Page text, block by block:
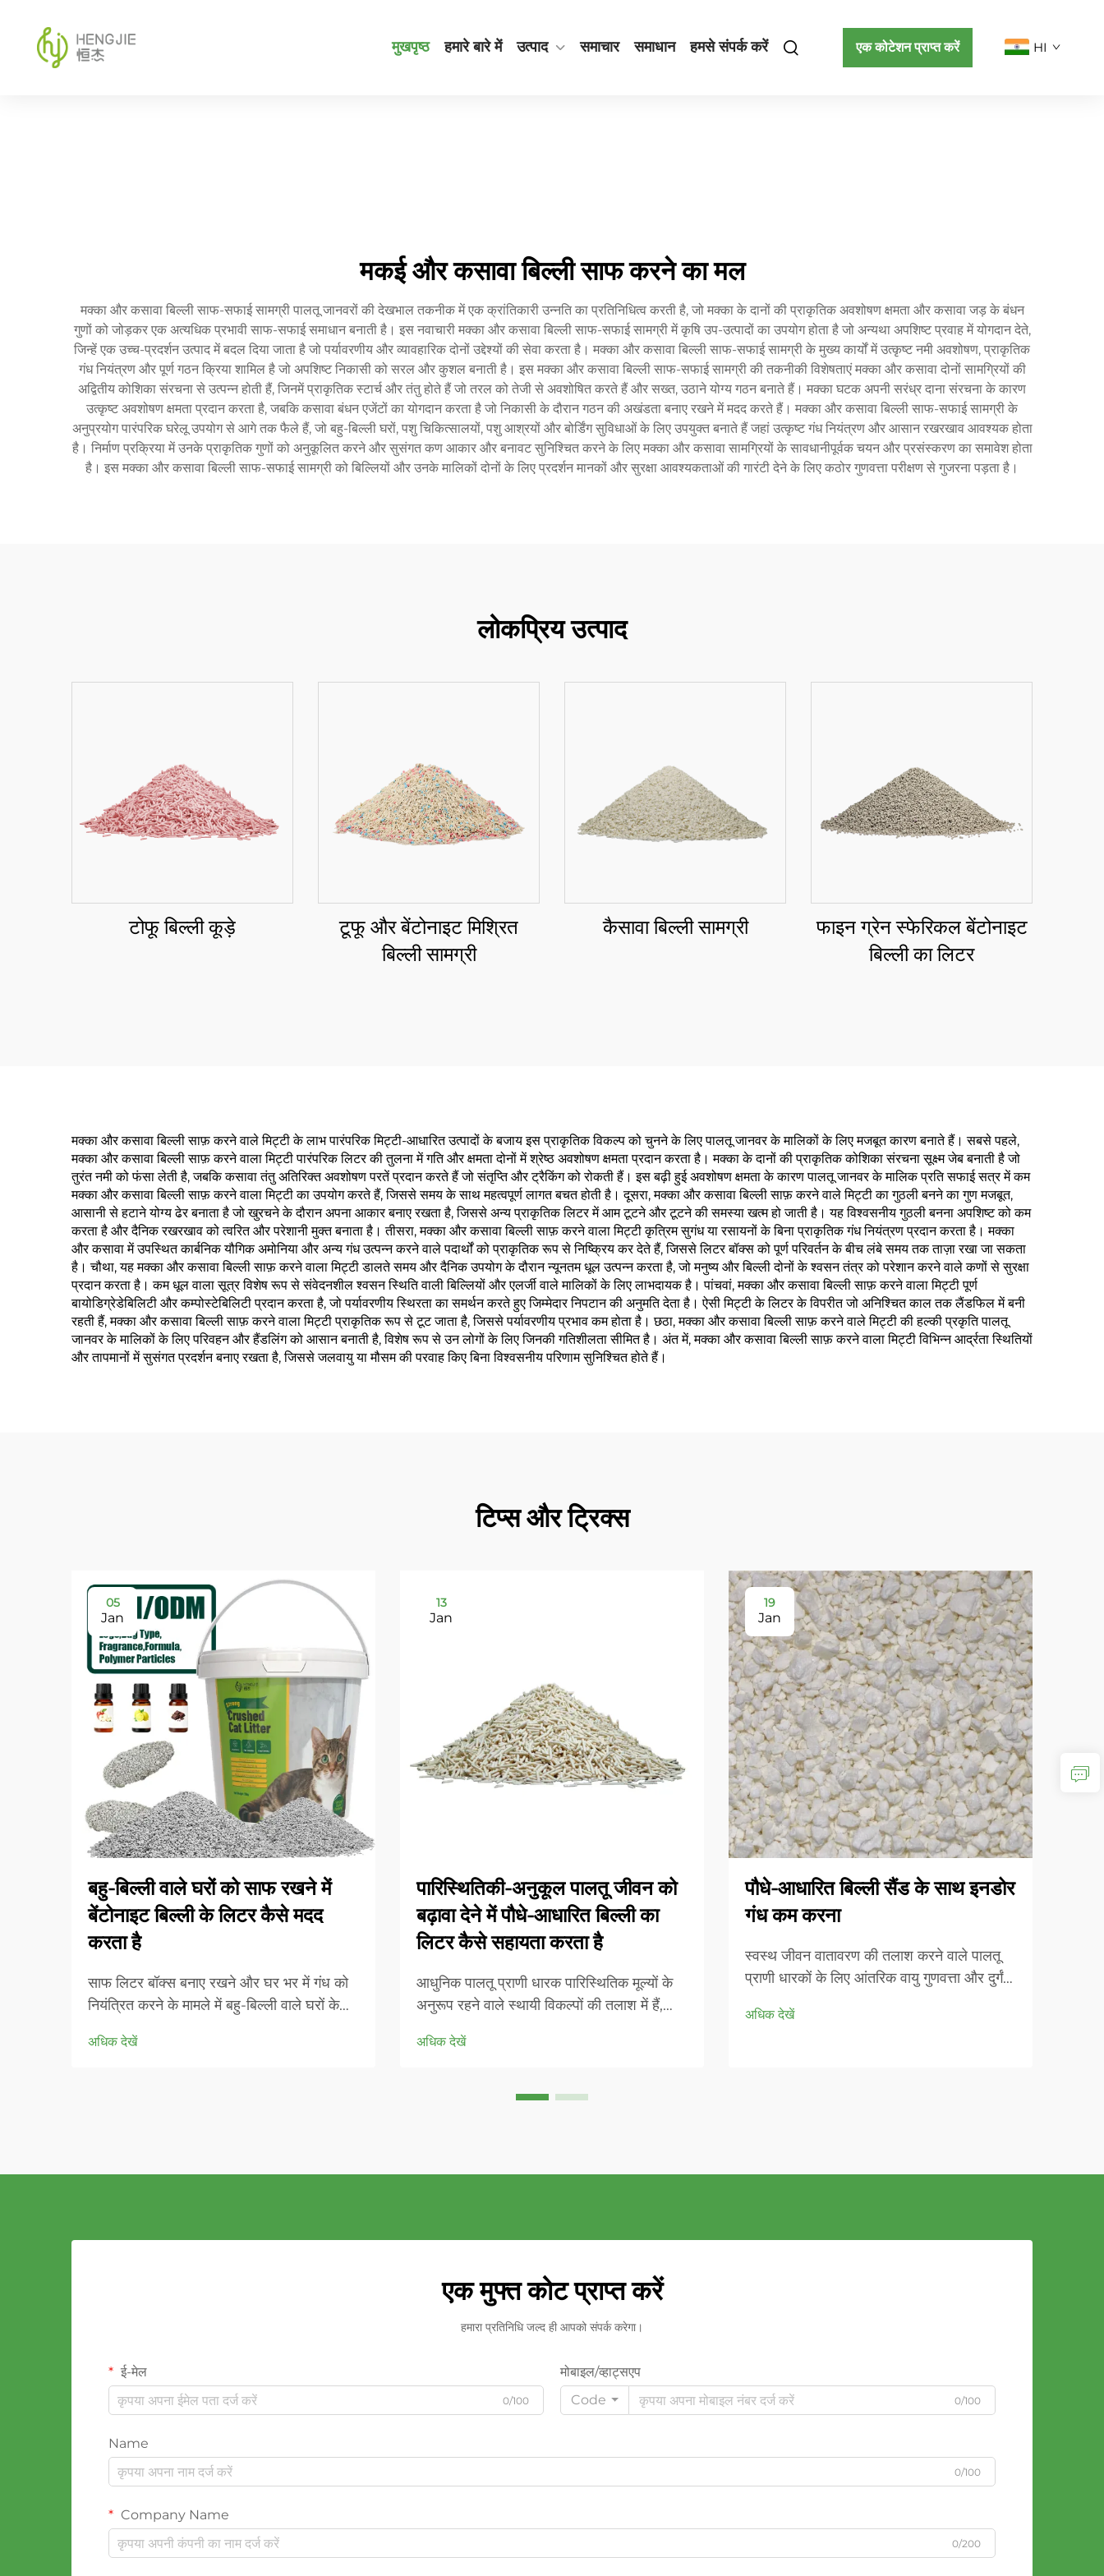
मुखपृष्ठ हमारे बारे में उत्पाद समाचार समाधान हमसे संपर्क करें एक कोटेशन प्राप्त करें HI
मकई और कसावा बिल्ली साफ करने का मल
मक्का और कसावा बिल्ली साफ-सफाई सामग्री पालतू जानवरों की देखभाल तकनीक में एक क्रांतिकारी उन्नति का प्रतिनिधित्व करती है, जो मक्का के दानों की प्राकृतिक अवशोषण क्षमता और कसावा जड़ के बंधन
गुणों को जोड़कर एक अत्यधिक प्रभावी साफ-सफाई समाधान बनाती है। इस नवाचारी मक्का और कसावा बिल्ली साफ-सफाई सामग्री में कृषि उप-उत्पादों का उपयोग होता है जो अन्यथा अपशिष्ट प्रवाह में योगदान देते,
जिन्हें एक उच्च-प्रदर्शन उत्पाद में बदल दिया जाता है जो पर्यावरणीय और व्यावहारिक दोनों उद्देश्यों की सेवा करता है। मक्का और कसावा बिल्ली साफ-सफाई सामग्री के मुख्य कार्यों में उत्कृष्ट नमी अवशोषण, प्राकृतिक
गंध नियंत्रण और पूर्ण गठन क्रिया शामिल है जो अपशिष्ट निकासी को सरल और कुशल बनाती है। इस मक्का और कसावा बिल्ली साफ-सफाई सामग्री की तकनीकी विशेषताएं मक्का और कसावा दोनों सामग्रियों की
अद्वितीय कोशिका संरचना से उत्पन्न होती हैं, जिनमें प्राकृतिक स्टार्च और तंतु होते हैं जो तरल को तेजी से अवशोषित करते हैं और सख्त, उठाने योग्य गठन बनाते हैं। मक्का घटक अपनी सरंध्र दाना संरचना के कारण
उत्कृष्ट अवशोषण क्षमता प्रदान करता है, जबकि कसावा बंधन एजेंटों का योगदान करता है जो निकासी के दौरान गठन की अखंडता बनाए रखने में मदद करते हैं। मक्का और कसावा बिल्ली साफ-सफाई सामग्री के
अनुप्रयोग पारंपरिक घरेलू उपयोग से आगे तक फैले हैं, जो बहु-बिल्ली घरों, पशु चिकित्सालयों, पशु आश्रयों और बोर्डिंग सुविधाओं के लिए उपयुक्त बनाते हैं जहां उत्कृष्ट गंध नियंत्रण और आसान रखरखाव आवश्यक होता
है। निर्माण प्रक्रिया में उनके प्राकृतिक गुणों को अनुकूलित करने और सुसंगत कण आकार और बनावट सुनिश्चित करने के लिए मक्का और कसावा सामग्रियों के सावधानीपूर्वक चयन और प्रसंस्करण का समावेश होता
है। इस मक्का और कसावा बिल्ली साफ-सफाई सामग्री को बिल्लियों और उनके मालिकों दोनों के लिए प्रदर्शन मानकों और सुरक्षा आवश्यकताओं की गारंटी देने के लिए कठोर गुणवत्ता परीक्षण से गुजरना पड़ता है।
लोकप्रिय उत्पाद
टोफू बिल्ली कूड़े
टूफू और बेंटोनाइट मिश्रित
बिल्ली सामग्री
कैसावा बिल्ली सामग्री
फाइन ग्रेन स्फेरिकल बेंटोनाइट
बिल्ली का लिटर
मक्का और कसावा बिल्ली साफ़ करने वाले मिट्टी के लाभ पारंपरिक मिट्टी-आधारित उत्पादों के बजाय इस प्राकृतिक विकल्प को चुनने के लिए पालतू जानवर के मालिकों के लिए मजबूत कारण बनाते हैं। सबसे पहले,
मक्का और कसावा बिल्ली साफ़ करने वाला मिट्टी पारंपरिक लिटर की तुलना में गति और क्षमता दोनों में श्रेष्ठ अवशोषण क्षमता प्रदान करता है। मक्का के दानों की प्राकृतिक कोशिका संरचना सूक्ष्म जेब बनाती है जो
तुरंत नमी को फंसा लेती है, जबकि कसावा तंतु अतिरिक्त अवशोषण परतें प्रदान करते हैं जो संतृप्ति और ट्रैकिंग को रोकती हैं। इस बढ़ी हुई अवशोषण क्षमता के कारण पालतू जानवर के मालिक प्रति सफाई सत्र में कम
मक्का और कसावा बिल्ली साफ़ करने वाला मिट्टी का उपयोग करते हैं, जिससे समय के साथ महत्वपूर्ण लागत बचत होती है। दूसरा, मक्का और कसावा बिल्ली साफ़ करने वाले मिट्टी का गुठली बनने का गुण मजबूत,
आसानी से हटाने योग्य ढेर बनाता है जो खुरचने के दौरान अपना आकार बनाए रखता है, जिससे अन्य प्राकृतिक लिटर में आम टूटने और टूटने की समस्या खत्म हो जाती है। यह विश्वसनीय गुठली बनना अपशिष्ट को कम
करता है और दैनिक रखरखाव को त्वरित और परेशानी मुक्त बनाता है। तीसरा, मक्का और कसावा बिल्ली साफ़ करने वाला मिट्टी कृत्रिम सुगंध या रसायनों के बिना प्राकृतिक गंध नियंत्रण प्रदान करता है। मक्का
और कसावा में उपस्थित कार्बनिक यौगिक अमोनिया और अन्य गंध उत्पन्न करने वाले पदार्थों को प्राकृतिक रूप से निष्क्रिय कर देते हैं, जिससे लिटर बॉक्स को पूर्ण परिवर्तन के बीच लंबे समय तक ताज़ा रखा जा सकता
है। चौथा, यह मक्का और कसावा बिल्ली साफ़ करने वाला मिट्टी डालते समय और दैनिक उपयोग के दौरान न्यूनतम धूल उत्पन्न करता है, जो मनुष्य और बिल्ली दोनों के श्वसन तंत्र को परेशान करने वाले कणों से सुरक्षा
प्रदान करता है। कम धूल वाला सूत्र विशेष रूप से संवेदनशील श्वसन स्थिति वाली बिल्लियों और एलर्जी वाले मालिकों के लिए लाभदायक है। पांचवां, मक्का और कसावा बिल्ली साफ़ करने वाला मिट्टी पूर्ण
बायोडिग्रेडेबिलिटी और कम्पोस्टेबिलिटी प्रदान करता है, जो पर्यावरणीय स्थिरता का समर्थन करते हुए जिम्मेदार निपटान की अनुमति देता है। ऐसी मिट्टी के लिटर के विपरीत जो अनिश्चित काल तक लैंडफिल में बनी
रहती हैं, मक्का और कसावा बिल्ली साफ़ करने वाला मिट्टी प्राकृतिक रूप से टूट जाता है, जिससे पर्यावरणीय प्रभाव कम होता है। छठा, मक्का और कसावा बिल्ली साफ़ करने वाले मिट्टी की हल्की प्रकृति पालतू
जानवर के मालिकों के लिए परिवहन और हैंडलिंग को आसान बनाती है, विशेष रूप से उन लोगों के लिए जिनकी गतिशीलता सीमित है। अंत में, मक्का और कसावा बिल्ली साफ़ करने वाला मिट्टी विभिन्न आर्द्रता स्थितियों
और तापमानों में सुसंगत प्रदर्शन बनाए रखता है, जिससे जलवायु या मौसम की परवाह किए बिना विश्वसनीय परिणाम सुनिश्चित होते हैं।
टिप्स और ट्रिक्स
05
Jan
बहु-बिल्ली वाले घरों को साफ रखने में
बेंटोनाइट बिल्ली के लिटर कैसे मदद
करता है
साफ लिटर बॉक्स बनाए रखने और घर भर में गंध को
नियंत्रित करने के मामले में बहु-बिल्ली वाले घरों के
सही लिटर सामग्री का चयन करने में निहित है जो बढ़ी
अधिक देखें
13
Jan
पारिस्थितिकी-अनुकूल पालतू जीवन को
बढ़ावा देने में पौधे-आधारित बिल्ली का
लिटर कैसे सहायता करता है
आधुनिक पालतू प्राणी धारक पारिस्थितिक मूल्यों के
अनुरूप रहने वाले स्थायी विकल्पों की तलाश में हैं,
को बनाए रखते हैं। पौधे-आधारित बिल्ली का मूत्रालय
बदलाव का प्रतिनिधित्व करता है
अधिक देखें
19
Jan
पौधे-आधारित बिल्ली सैंड के साथ इनडोर
गंध कम करना
स्वस्थ जीवन वातावरण की तलाश करने वाले पालतू
प्राणी धारकों के लिए आंतरिक वायु गुणवत्ता और दुर्गंध
मिट्टी-आधारित मूत्रालय अक्सर पर्याप्त दुर्गंध प्रबंधन
अधिक देखें
एक मुफ्त कोट प्राप्त करें
हमारा प्रतिनिधि जल्द ही आपको संपर्क करेगा।
ई-मेल
0/100
मोबाइल/व्हाट्सएप
Code
0/100
Name
0/100
Company Name
0/200